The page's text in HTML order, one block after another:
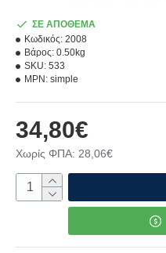
34,80€
Χωρίς ΦΠΑ: 28,06€
ΣΕ ΑΠΟΘΕΜΑ
Κωδικός: 2008
Βάρος: 0.50kg
SKU: 533
MPN: simple